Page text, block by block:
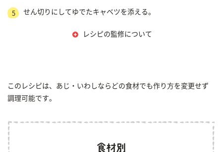
5 せん切りにしてゆでたキャベツを添える。
レシピの監修について
このレシピは、あじ・いわしならどの食材でも作り方を変更せず
調理可能です。